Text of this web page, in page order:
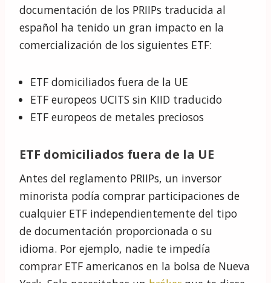
documentación de los PRIIPs traducida al
español ha tenido un gran impacto en la
comercialización de los siguientes ETF:
ETF domiciliados fuera de la UE
ETF europeos UCITS sin KIID traducido
ETF europeos de metales preciosos
ETF domiciliados fuera de la UE
Antes del reglamento PRIIPs, un inversor
minorista podía comprar participaciones de
cualquier ETF independientemente del tipo
de documentación proporcionada o su
idioma. Por ejemplo, nadie te impedía
comprar ETF americanos en la bolsa de Nueva